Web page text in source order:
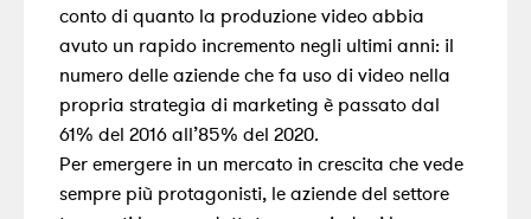
conto di quanto la produzione video abbia
avuto un rapido incremento negli ultimi anni: il
numero delle aziende che fa uso di video nella
propria strategia di marketing è passato dal
61% del 2016 all’85% del 2020.
Per emergere in un mercato in crescita che vede
sempre più protagonisti, le aziende del settore